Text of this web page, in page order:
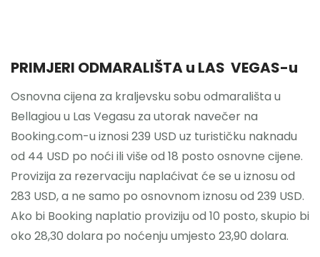
PRIMJERI ODMARALIŠTA u LAS VEGAS-u
Osnovna cijena za kraljevsku sobu odmarališta u
Bellagiou u Las Vegasu za utorak navečer na
Booking.com-u iznosi 239 USD uz turističku naknadu
od 44 USD po noći ili više od 18 posto osnovne cijene.
Provizija za rezervaciju naplaćivat će se u iznosu od
283 USD, a ne samo po osnovnom iznosu od 239 USD.
Ako bi Booking naplatio proviziju od 10 posto, skupio bi
oko 28,30 dolara po noćenju umjesto 23,90 dolara.